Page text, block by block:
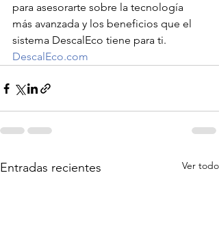
para asesorarte sobre la tecnología
más avanzada y los beneficios que el
sistema DescalEco tiene para ti.
DescalEco.com
Entradas recientes Ver todo